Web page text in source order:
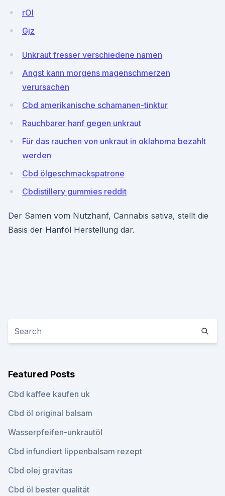
rOl
Gjz
Unkraut fresser verschiedene namen
Angst kann morgens magenschmerzen
verursachen
Cbd amerikanische schamanen-tinktur
Rauchbarer hanf gegen unkraut
Für das rauchen von unkraut in oklahoma bezahlt
werden
Cbd ölgeschmackspatrone
Cbdistillery gummies reddit
Der Samen vom Nutzhanf, Cannabis sativa, stellt die
Basis der Hanföl Herstellung dar.
Featured Posts
Cbd kaffee kaufen uk
Cbd öl original balsam
Wasserpfeifen-unkrautöl
Cbd infundiert lippenbalsam rezept
Cbd olej gravitas
Cbd öl bester qualität